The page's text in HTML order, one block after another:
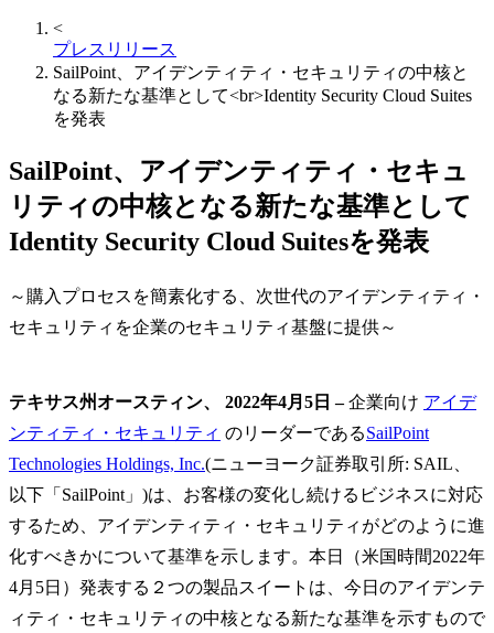
<
プレスリリース
SailPoint、アイデンティティ・セキュリティの中核と
なる新たな基準として<br>Identity Security Cloud Suites
を発表
SailPoint、アイデンティティ・セキュ
リティの中核となる新たな基準として
Identity Security Cloud Suitesを発表
～購入プロセスを簡素化する、次世代のアイデンティティ・
セキュリティを企業のセキュリティ基盤に提供～
テキサス州オースティン、 2022年4月5日 –企業向け アイデ
ンティティ・セキュリティ のリーダーであるSailPoint
Technologies Holdings, Inc.(ニューヨーク証券取引所: SAIL、
以下「SailPoint」)は、お客様の変化し続けるビジネスに対応
するため、アイデンティティ・セキュリティがどのように進
化すべきかについて基準を示します。本日（米国時間2022年
4月5日）発表する２つの製品スイートは、今日のアイデンテ
ィティ・セキュリティの中核となる新たな基準を示すもので